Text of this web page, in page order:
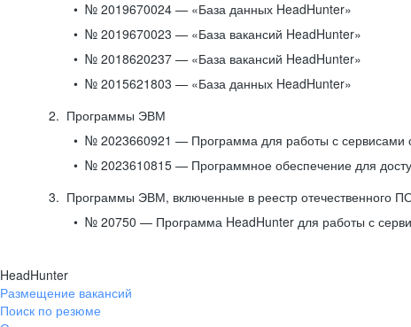
№ 2019670024 — «База данных HeadHunter»
№ 2019670023 — «База вакансий HeadHunter»
№ 2018620237 — «База вакансий HeadHunter»
№ 2015621803 — «База данных HeadHunter»
Программы ЭВМ
№ 2023660921 — Программа для работы с сервисами
№ 2023610815 — Программное обеспечение для
Программы ЭВМ, включенные в реестр отечественного
№ 20750 — Программа HeadHunter для работы с
HeadHunter
Размещение вакансий
Поиск по резюме